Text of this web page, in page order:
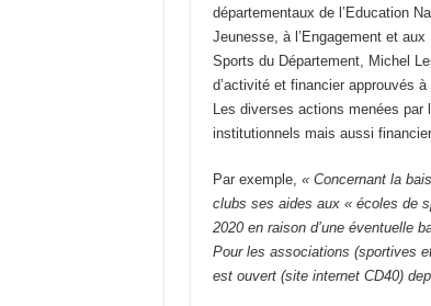
départementaux de l’Education
Jeunesse, à l’Engagement et
Sports du Département, Michel
d’activité et financier approuvés à
Les diverses actions menées
institutionnels mais aussi
Par exemple, « Concernant la
clubs ses aides aux « écoles de
2020 en raison d’une éventuelle
Pour les associations (sportives
est ouvert (site internet CD40)